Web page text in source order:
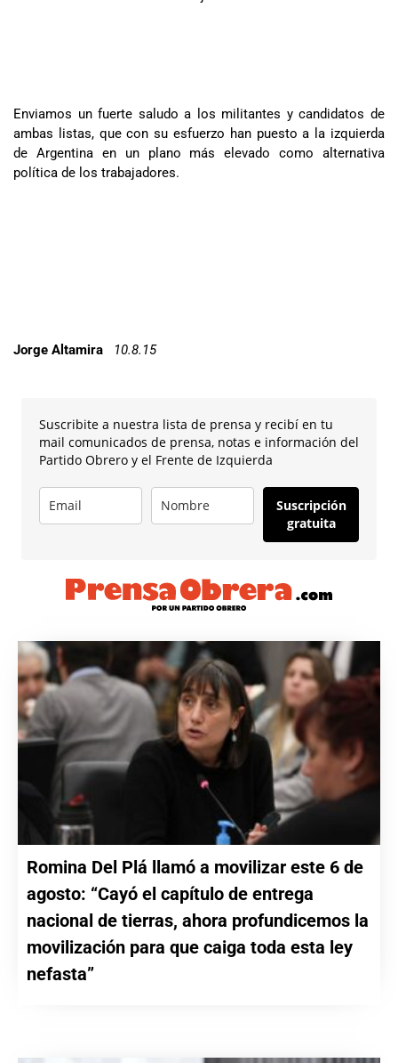
Enviamos un fuerte saludo a los militantes y candidatos de
ambas listas, que con su esfuerzo han puesto a la izquierda
de Argentina en un plano más elevado como alternativa
política de los trabajadores.
Jorge Altamira 10.8.15
Suscribite a nuestra lista de prensa y recibí en tu
mail comunicados de prensa, notas e información del
Partido Obrero y el Frente de Izquierda
Suscripción
gratuita
Romina Del Plá llamó a movilizar este 6 de
agosto: “Cayó el capítulo de entrega
nacional de tierras, ahora profundicemos la
movilización para que caiga toda esta ley
nefasta”